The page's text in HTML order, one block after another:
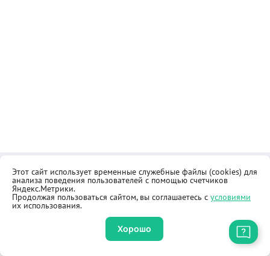
Контакты
Как купить
Общественная приёмная
Реквизиты
Оферта
Правила продажи товаров
Этот сайт использует временные служебные файлы (cookies) для
анализа поведения пользователей с помощью счетчиков
Яндекс.Метрики.
Продолжая пользоваться сайтом, вы соглашаетесь с условиями
их использования.
Хорошо